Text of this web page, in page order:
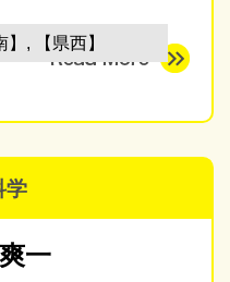
】, 【県西】
学
一